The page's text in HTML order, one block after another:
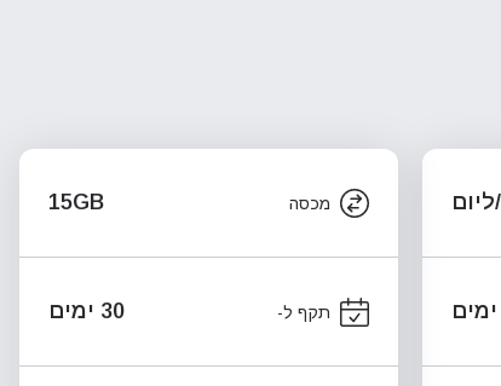
מכסה 15GB
תקף ל- 30 ימים